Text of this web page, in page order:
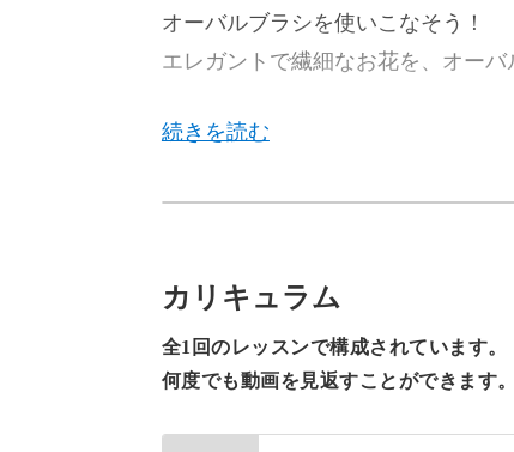
オーバルブラシを使いこなそう！
エレガントで繊細なお花を、オー
でお花がきれいに描けない…」と苦
カリキュラム
全1回のレッスンで構成されています。
何度でも動画を見返すことができます。